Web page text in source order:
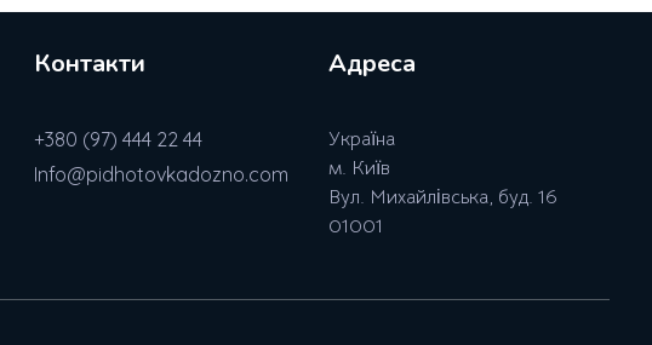
Контакти
+380 (97) 444 22 44
Info@pidhotovkadozno.com
Адреса
Україна
м. Київ
Вул. Михайлівська, буд. 16
01001